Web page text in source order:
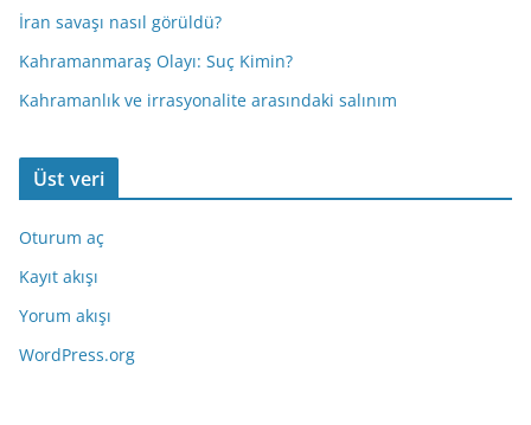
İran savaşı nasıl görüldü?
Kahramanmaraş Olayı: Suç Kimin?
Kahramanlık ve irrasyonalite arasındaki salınım
Üst veri
Oturum aç
Kayıt akışı
Yorum akışı
WordPress.org